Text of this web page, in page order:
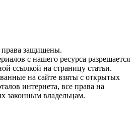
защищены.
с нашего ресурса разрешается
ссылкой на страницу статьи.
на сайте взяты с открытых
интернета, все права на
законным владельцам.